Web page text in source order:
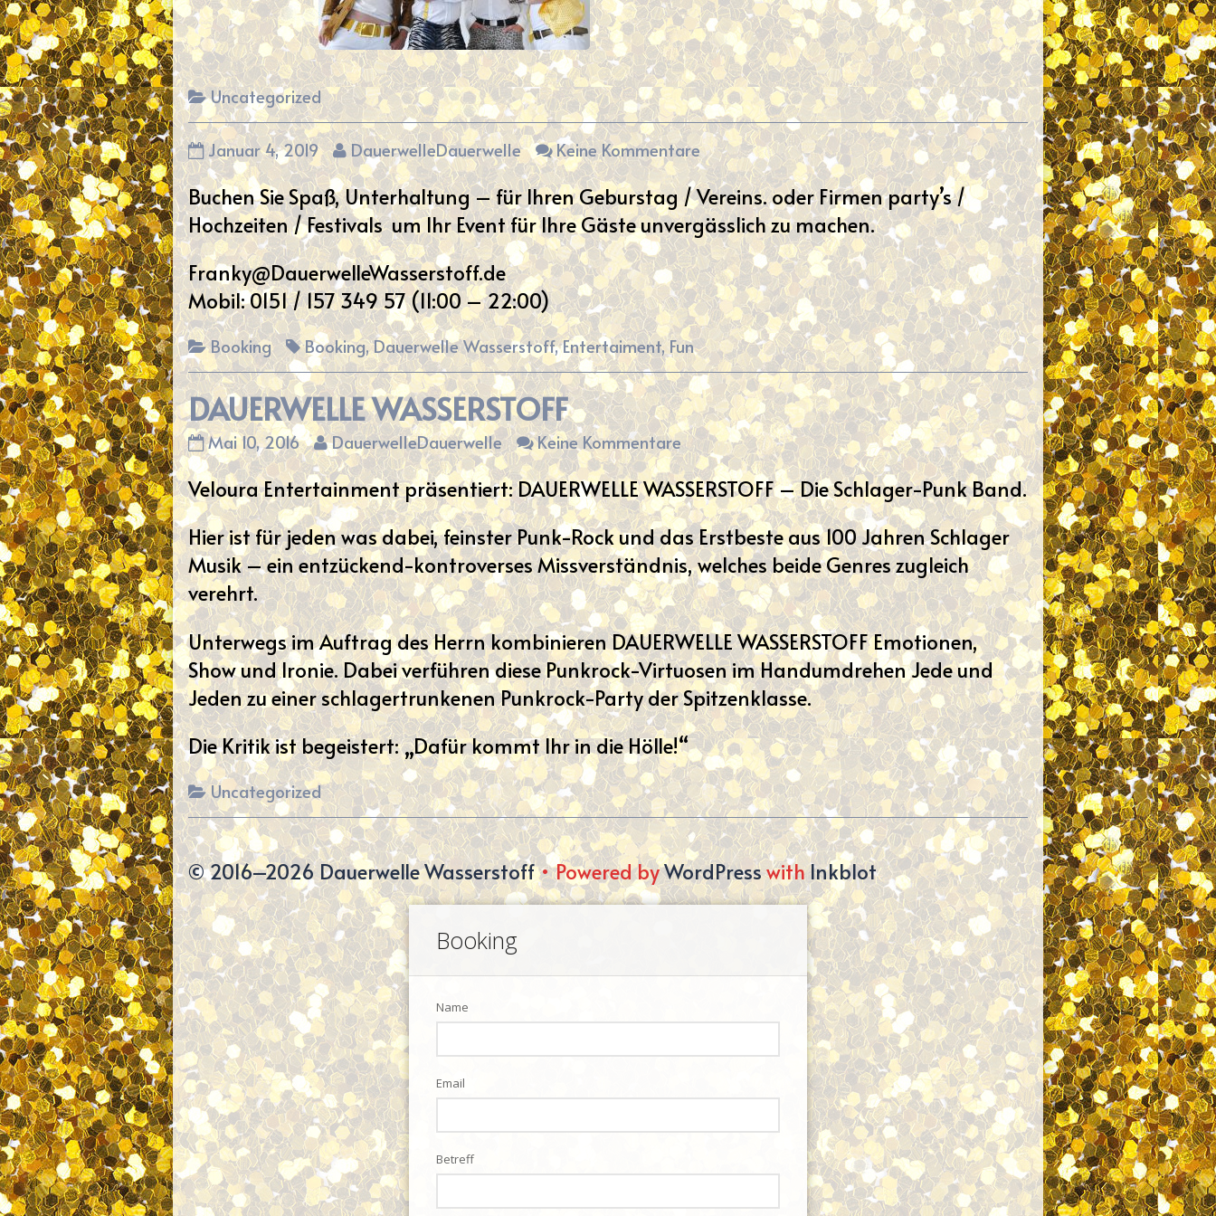
Categories
Uncategorized
published
on
Januar 4, 2019
Read
more
posts
by
the
author
of
,
DauerwelleDauerwelle Keine Kommentarezu
Buchen Sie Spaß, Unterhaltung – für Ihren Geburstag / Vereins. oder Firmen party’s /
Hochzeiten / Festivals um Ihr Event für Ihre Gäste unvergässlich zu machen.
Franky@DauerwelleWasserstoff.de
Mobil: 0151 / 157 349 57 (11:00 – 22:00)
Categories
Booking Tags
Booking,Dauerwelle Wasserstoff,Entertaiment,Fun
DAUERWELLE WASSERSTOFF
DAUERWELLE
WASSERSTOFF
published
on
Mai 10, 2016
Read
more
posts
by
the
author
of
DAUERWELLE
WASSERSTOFF,
DauerwelleDauerwelle Keine Kommentarezu
DAUERWELLE
WASSERSTOFF
Veloura Entertainment präsentiert: DAUERWELLE WASSERSTOFF – Die Schlager-Punk Band.
Hier ist für jeden was dabei, feinster Punk-Rock und das Erstbeste aus 100 Jahren Schlager
Musik – ein entzückend-kontroverses Missverständnis, welches beide Genres zugleich
verehrt.
Unterwegs im Auftrag des Herrn kombinieren DAUERWELLE WASSERSTOFF Emotionen,
Show und Ironie. Dabei verführen diese Punkrock-Virtuosen im Handumdrehen Jede und
Jeden zu einer schlagertrunkenen Punkrock-Party der Spitzenklasse.
Die Kritik ist begeistert: „Dafür kommt Ihr in die Hölle!“
Categories
Uncategorized
© 2016–2026 Dauerwelle Wasserstoff• Powered byWordPresswithInkblot
Page
Footer
Booking
Name
Email
Betreff